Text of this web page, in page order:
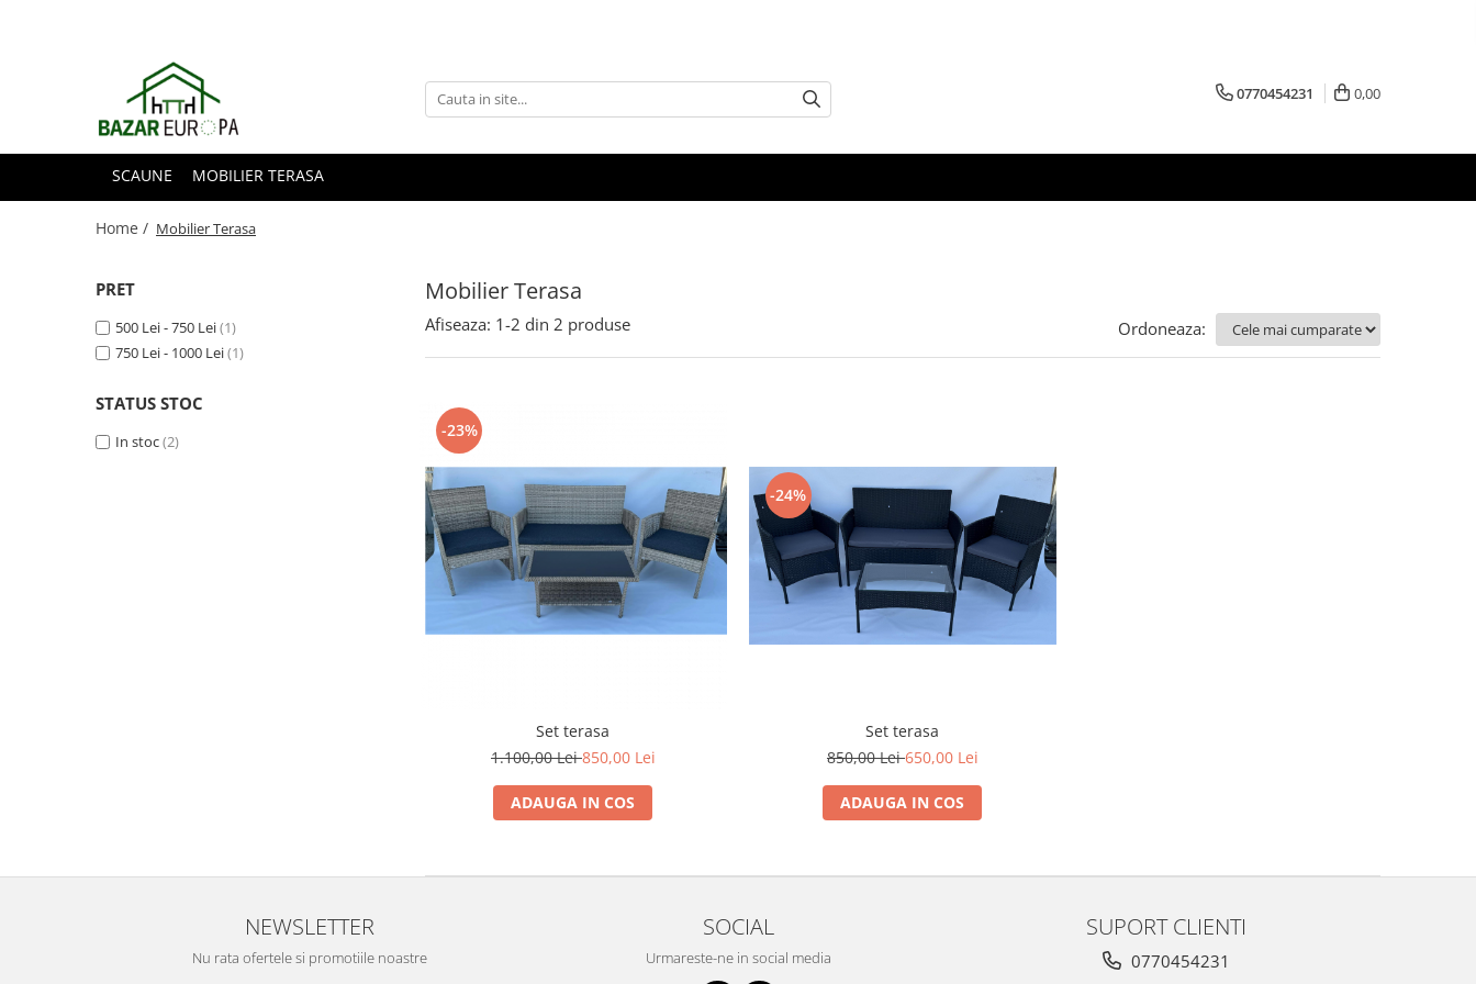
0770454231 0,00
SCAUNE MOBILIER TERASA
Home / Mobilier Terasa
Mobilier Terasa
PRET
500 Lei - 750 Lei(1)
750 Lei - 1000 Lei(1)
STATUS STOC
In stoc(2)
Afiseaza: 1-2 din 2 produse Ordoneaza:
-23%
Set terasa
1.100,00 Lei850,00 Lei
ADAUGA IN COS
-24%
Set terasa
850,00 Lei650,00 Lei
ADAUGA IN COS
NEWSLETTER
Nu rata ofertele si promotiile noastre
SOCIAL
Urmareste-ne in social media
SUPORT CLIENTI
0770454231